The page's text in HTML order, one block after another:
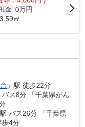
礼金 0万円
㎡
」駅 徒歩22分
バス8分 「千葉県がん
駅 バス26分 「千葉県
歩4分